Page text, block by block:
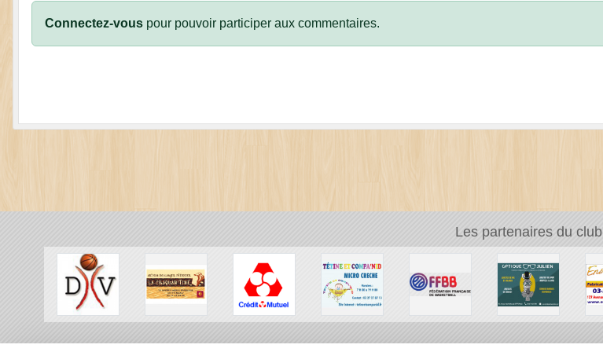
Connectez-vous pour pouvoir participer aux commentaires.
Les partenaires du club